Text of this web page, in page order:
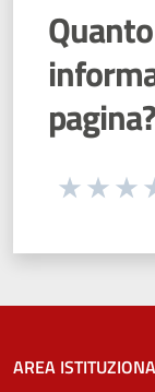
pagina?
AREA